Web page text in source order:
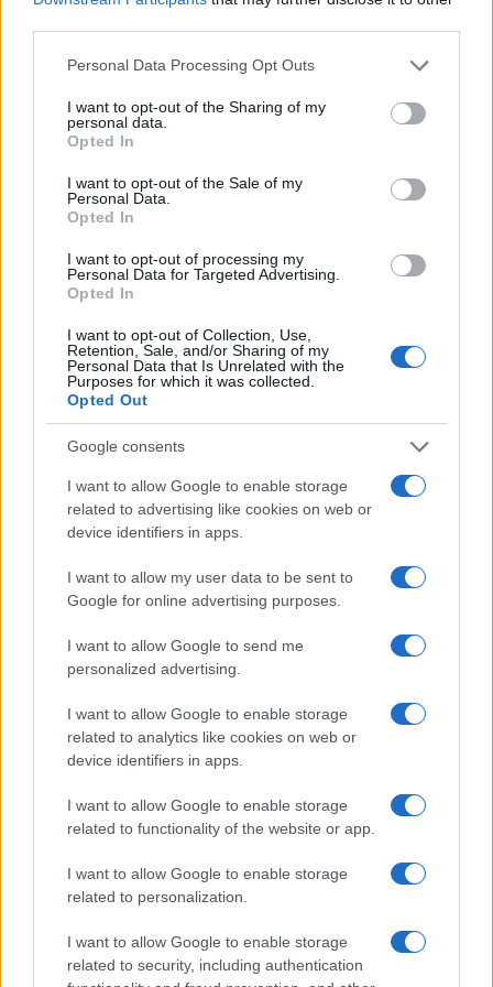
Please note that this website/app uses one or more Google
not limited to your visit or usage behaviour. You may click to
grant or deny consent to Google and its third-party tags to
use your data for below specified purposes in below Google
consent section.
Personal Data Processing Opt Outs
I want to opt-out of the Sharing of my
personal data.
Opted In
I want to opt-out of the Sale of my
Personal Data.
Opted In
I want to opt-out of processing my
Personal Data for Targeted Advertising.
Opted In
I want to opt-out of Collection, Use,
Retention, Sale, and/or Sharing of my
Personal Data that Is Unrelated with the
Purposes for which it was collected.
Opted Out
Google consents
I want to allow Google to enable storage
related to advertising like cookies on web or
device identifiers in apps.
I want to allow my user data to be sent to
Google for online advertising purposes.
I want to allow Google to send me
personalized advertising.
I want to allow Google to enable storage
related to analytics like cookies on web or
device identifiers in apps.
I want to allow Google to enable storage
related to functionality of the website or app.
I want to allow Google to enable storage
related to personalization.
I want to allow Google to enable storage
related to security, including authentication
Več iz kategorije Črna kronika
V zalivu na Pašmanu našli
truplo 24-letnega Slovenca
Na Prevaljah se je huje
poškodoval voznik e-skiroja
Na bencinskem servisu v
Dravogradu zagorel točilni
avtomat, požar pogasili
Motorist v Radljah ob Dravi trčil
v ulično svetilko in se hudo
Obvestila
Izklop elektrike: 426. Nadzorništvo Vuzenica - Območje Sv.
Anton na Pohorju
pred 20 urami
Izklop elektrike: 425. Nadzorništvo Vuzenica - Območje
Vuhred
pred 20 urami
Prisoje
pred 20 urami
pred 20 urami
Izklop elektrike: 421. Nadzorništvo Ravne - Območje Podkraj
pred 20 urami